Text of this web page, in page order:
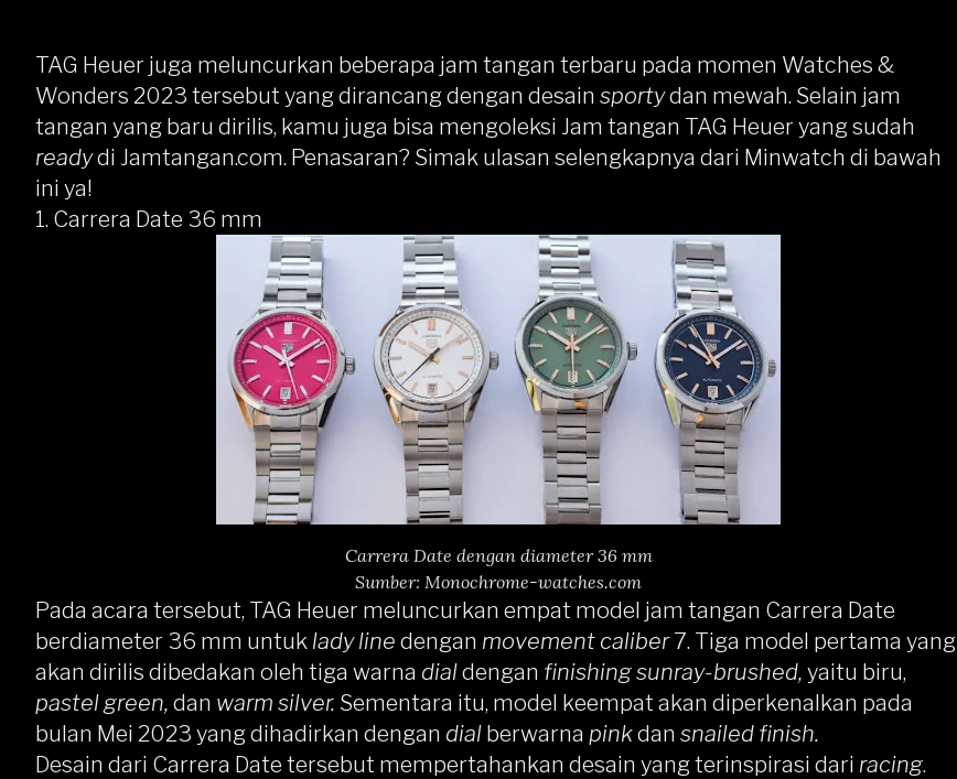
TAG Heuer juga meluncurkan beberapa jam tangan terbaru pada momen Watches &
Wonders 2023 tersebut yang dirancang dengan desain sportydan mewah. Selain jam
tangan yang baru dirilis, kamu juga bisa mengoleksi Jam tangan TAG Heueryang sudah
readydi Jamtangan.com. Penasaran? Simak ulasan selengkapnya dari Minwatch di bawah
ini ya!
1. Carrera Date 36 mm
Carrera Date dengan diameter 36 mm
Sumber: Monochrome-watches.com
Pada acara tersebut, TAG Heuer meluncurkan empat model jam tangan Carrera Date
berdiameter 36 mm untuk lady line dengan movement caliber7. Tiga model pertama yang
akan dirilis dibedakan oleh tiga warna dialdengan finishing sunray-brushed, yaitu biru,
pastel green, dan warm silver. Sementara itu, model keempat akan diperkenalkan pada
bulan Mei 2023 yang dihadirkan dengan dial berwarna pinkdan snailed finish.
Desain dari Carrera Date tersebut mempertahankan desain yang terinspirasi dari racing.